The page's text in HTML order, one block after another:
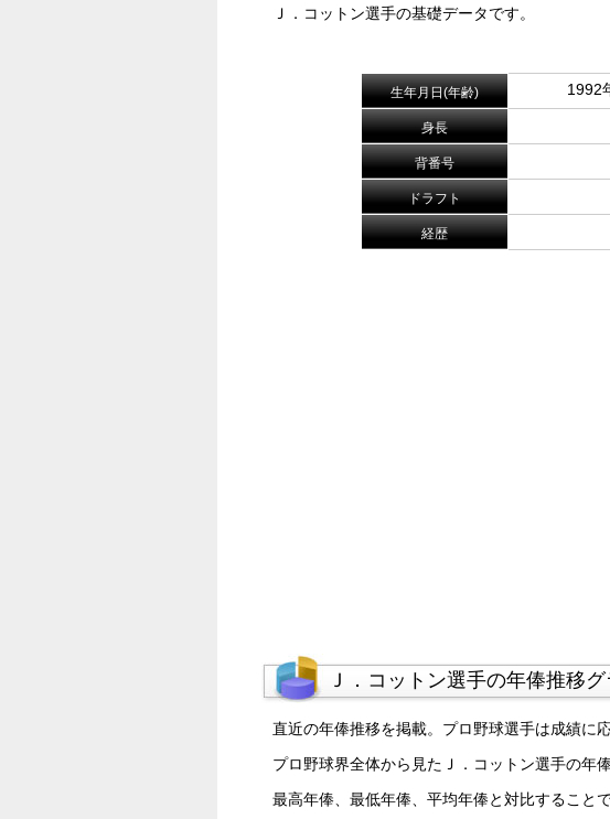
Ｊ．コットン選手の基礎データです。
生年月日(年齢) 1992
身長
背番号
ドラフト
経歴
Ｊ．コットン選手の年俸推移グ
直近の年俸推移を掲載。プロ野球選手は成績に
プロ野球界全体から見たＪ．コットン選手の年
最高年俸、最低年俸、平均年俸と対比すること